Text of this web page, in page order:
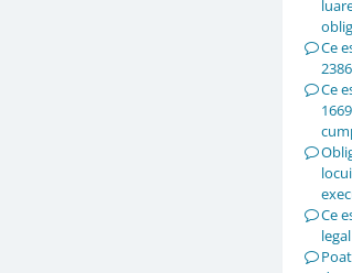
Ce
Ce
Ce